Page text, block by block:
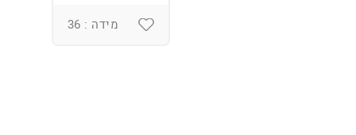
מידה : 36